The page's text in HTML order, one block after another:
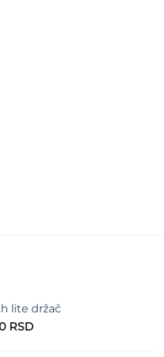
lite držač
RSDRaspon